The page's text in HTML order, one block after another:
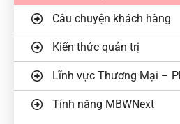
Câu chuyện khách hàng
Kiến thức quản trị
Lĩnh vực Thương Mại –
Tính năng MBWNext